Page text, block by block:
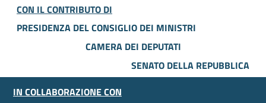
CON IL CONTRIBUTO DI
PRESIDENZA DEL CONSIGLIO DEI MINISTRI
CAMERA DEI DEPUTATI
SENATO DELLA REPUBBLICA
IN COLLABORAZIONE CON